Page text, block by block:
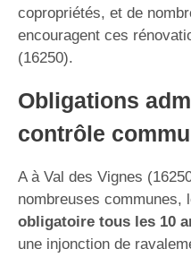
copropriétés, et de
encouragent ces
(16250).
Obligations
contrôle
A à Val des Vignes
nombreuses communes,
obligatoire tous les 10
une injonction de